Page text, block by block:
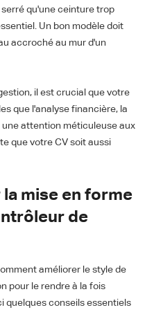
qu'une ceinture trop
Un bon modèle doit
accroché au mur d'un
il est crucial que votre
que l'analyse financière, la
attention méticuleuse aux
que votre CV soit aussi
mise en forme
de
améliorer le style de
pour le rendre à la fois
quelques conseils essentiels